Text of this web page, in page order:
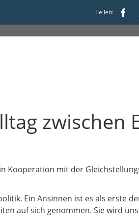
Teilen:
zwischen
Kooperation mit der
Ein Ansinnen ist es als erste
auf sich genommen. Sie wird